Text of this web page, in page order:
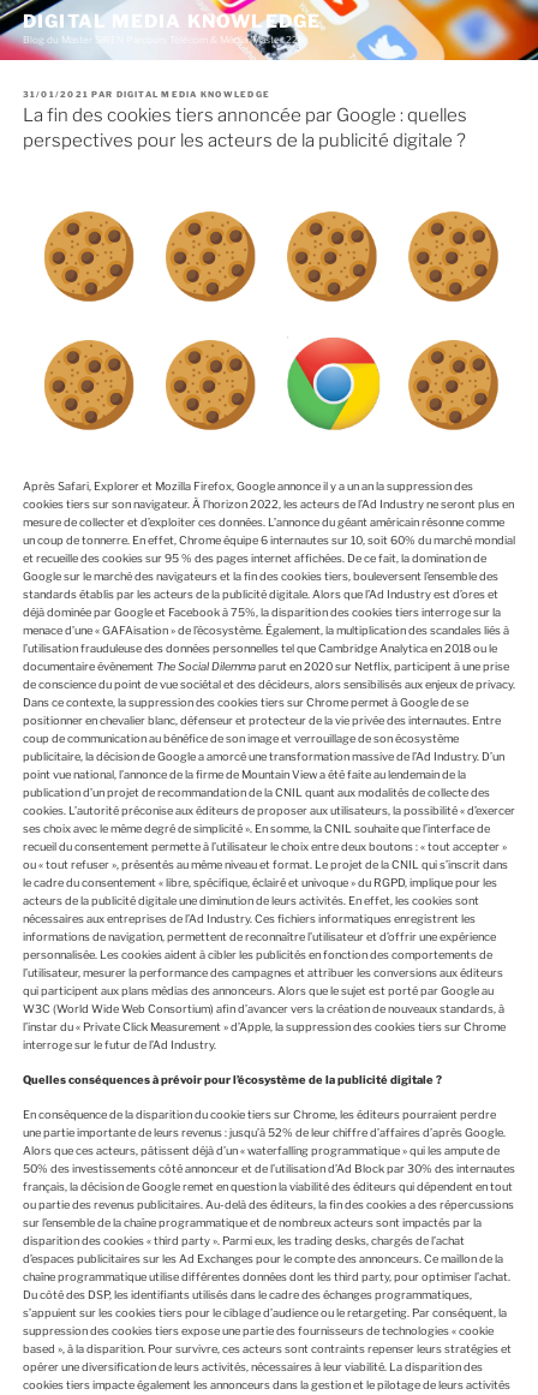
A
l
e
DIGITAL MEDIA KNOWLEDGE
Blog du Master SIREN Parcours Télécom & Média (Master 226)
P
U
B
31/01/2021 PAR DIGITAL MEDIA KNOWLEDGE
La fin des cookies tiers annoncée par Google : quelles
perspectives pour les acteurs de la publicité digitale ?
Après Safari, Explorer et Mozilla Firefox, Google annonce il y a un an la suppression des
cookies tiers sur son navigateur. À l’horizon 2022, les acteurs de l’Ad Industry ne seront plus en
mesure de collecter et d’exploiter ces données. L’annonce du géant américain résonne comme
un coup de tonnerre. En effet, Chrome équipe 6 internautes sur 10, soit 60% du marché mondial
et recueille des cookies sur 95 % des pages internet affichées. De ce fait, la domination de
Google sur le marché des navigateurs et la fin des cookies tiers, bouleversent l’ensemble des
standards établis par les acteurs de la publicité digitale. Alors que l’Ad Industry est d’ores et
déjà dominée par Google et Facebook à 75%, la disparition des cookies tiers interroge sur la
menace d’une « GAFAisation » de l’écosystème. Également, la multiplication des scandales liés à
l’utilisation frauduleuse des données personnelles tel que Cambridge Analytica en 2018 ou le
documentaire évènement The Social Dilemmaparut en 2020 sur Netflix, participent à une prise
de conscience du point de vue sociétal et des décideurs, alors sensibilisés aux enjeux de privacy.
Dans ce contexte, la suppression des cookies tiers sur Chrome permet à Google de se
positionner en chevalier blanc, défenseur et protecteur de la vie privée des internautes. Entre
coup de communication au bénéfice de son image et verrouillage de son écosystème
publicitaire, la décision de Google a amorcé une transformation massive de l’Ad Industry. D’un
point vue national, l’annonce de la firme de Mountain View a été faite au lendemain de la
publication d’un projet de recommandation de la CNIL quant aux modalités de collecte des
cookies. L’autorité préconise aux éditeurs de proposer aux utilisateurs, la possibilité « d’exercer
ses choix avec le même degré de simplicité ». En somme, la CNIL souhaite que l’interface de
recueil du consentement permette à l’utilisateur le choix entre deux boutons : « tout accepter »
ou « tout refuser », présentés au même niveau et format. Le projet de la CNIL qui s’inscrit dans
le cadre du consentement « libre, spécifique, éclairé et univoque » du RGPD, implique pour les
acteurs de la publicité digitale une diminution de leurs activités. En effet, les cookies sont
nécessaires aux entreprises de l’Ad Industry. Ces fichiers informatiques enregistrent les
informations de navigation, permettent de reconnaître l’utilisateur et d’offrir une expérience
personnalisée. Les cookies aident à cibler les publicités en fonction des comportements de
l’utilisateur, mesurer la performance des campagnes et attribuer les conversions aux éditeurs
qui participent aux plans médias des annonceurs. Alors que le sujet est porté par Google au
W3C (World Wide Web Consortium) afin d’avancer vers la création de nouveaux standards, à
l’instar du « Private Click Measurement » d’Apple, la suppression des cookies tiers sur Chrome
interroge sur le futur de l’Ad Industry.
Quelles conséquences à prévoir pour l’écosystème de la publicité digitale ?
En conséquence de la disparition du cookie tiers sur Chrome, les éditeurs pourraient perdre
une partie importante de leurs revenus : jusqu’à 52% de leur chiffre d’affaires d’après Google.
Alors que ces acteurs, pâtissent déjà d’un « waterfalling programmatique » qui les ampute de
50% des investissements côté annonceur et de l’utilisation d’Ad Block par 30% des internautes
français, la décision de Google remet en question la viabilité des éditeurs qui dépendent en tout
ou partie des revenus publicitaires. Au-delà des éditeurs, la fin des cookies a des répercussions
sur l’ensemble de la chaîne programmatique et de nombreux acteurs sont impactés par la
disparition des cookies « third party ». Parmi eux, les trading desks, chargés de l’achat
d’espaces publicitaires sur les Ad Exchanges pour le compte des annonceurs. Ce maillon de la
chaîne programmatique utilise différentes données dont les third party, pour optimiser l’achat.
Du côté des DSP, les identifiants utilisés dans le cadre des échanges programmatiques,
s’appuient sur les cookies tiers pour le ciblage d’audience ou le retargeting. Par conséquent, la
suppression des cookies tiers expose une partie des fournisseurs de technologies « cookie
based », à la disparition. Pour survivre, ces acteurs sont contraints repenser leurs stratégies et
opérer une diversification de leurs activités, nécessaires à leur viabilité. La disparition des
cookies tiers impacte également les annonceurs dans la gestion et le pilotage de leurs activités